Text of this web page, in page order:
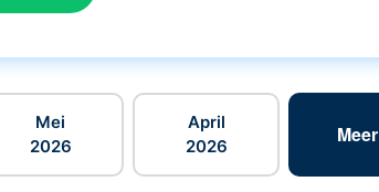
Mei
2026
April
2026
Meer